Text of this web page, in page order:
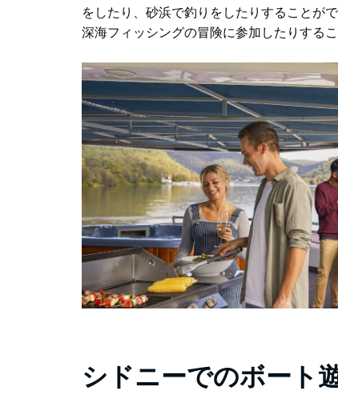
をしたり、砂浜で釣りをしたりすることが
深海フィッシングの冒険に参加したりするこ
シドニーでのボート